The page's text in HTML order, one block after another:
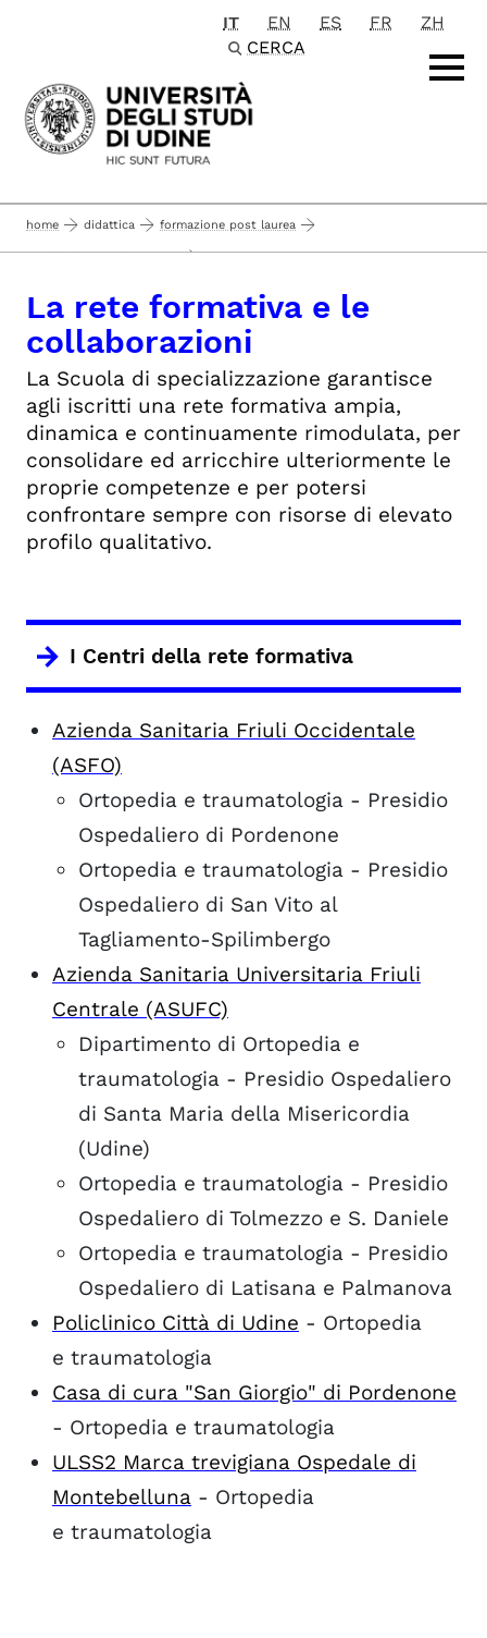
Passa al contenuto principale
IT EN ES FR
ZH
CERCA
home didattica formazione post laurea
scuole di specializzazione ...
ortopedia e traumatologia
la scuola
la rete formativa e le collaborazioni
La rete formativa e le
collaborazioni
La Scuola di specializzazione garantisce
agli iscritti una rete formativa ampia,
dinamica e continuamente rimodulata, per
consolidare ed arricchire ulteriormente le
proprie competenze e per potersi
confrontare sempre con risorse di elevato
profilo qualitativo.
I Centri della rete formativa
Azienda Sanitaria Friuli Occidentale
(ASFO)
Ortopedia e traumatologia - Presidio
Ospedaliero di Pordenone
Ortopedia e traumatologia - Presidio
Ospedaliero di San Vito al
Tagliamento-Spilimbergo
Azienda Sanitaria Universitaria Friuli
Centrale (ASUFC)
Dipartimento di Ortopedia e
traumatologia - Presidio Ospedaliero
di Santa Maria della Misericordia
(Udine)
Ortopedia e traumatologia - Presidio
Ospedaliero di Tolmezzo e S. Daniele
Ortopedia e traumatologia - Presidio
Ospedaliero di Latisana e Palmanova
Policlinico Città di Udine - Ortopedia
e traumatologia
Casa di cura "San Giorgio" di Pordenone
- Ortopedia e traumatologia
ULSS2 Marca trevigiana Ospedale di
Montebelluna - Ortopedia
e traumatologia